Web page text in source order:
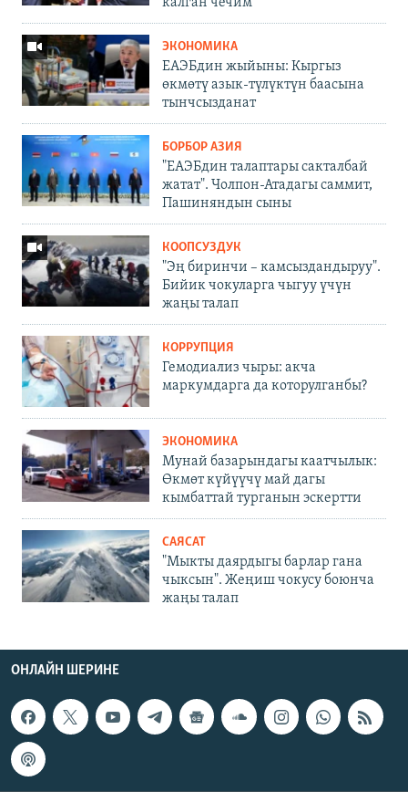
ЭКОНОМИКА
ЕАЭБдин жыйыны: Кыргыз
өкмөтү азык-түлүктүн баасына
тынчсызданат
БОРБОР АЗИЯ
"ЕАЭБдин талаптары сакталбай
жатат". Чолпон-Атадагы саммит,
Пашиняндын сыны
КООПСУЗДУК
"Эң биринчи – камсыздандыруу".
Бийик чокуларга чыгуу үчүн
жаңы талап
КОРРУПЦИЯ
Гемодиализ чыры: акча
маркумдарга да которулганбы?
ЭКОНОМИКА
Мунай базарындагы каатчылык:
Өкмөт күйүүчү май дагы
кымбаттай турганын эскертти
САЯСАТ
"Мыкты даярдыгы барлар гана
чыксын". Жеңиш чокусу боюнча
жаңы талап
ОНЛАЙН ШЕРИНЕ